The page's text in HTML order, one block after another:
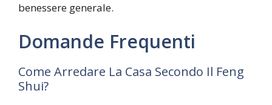
benessere generale.
Domande Frequenti
Come Arredare La Casa Secondo Il Feng
Shui?